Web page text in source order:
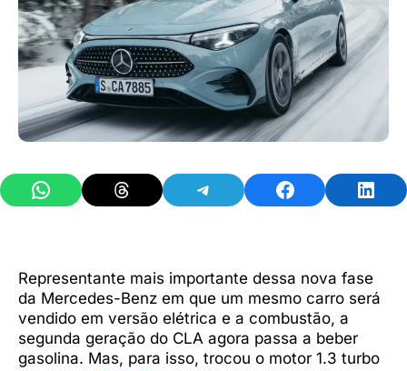
Share on WhatsAppShare on ThreadsShare on TelegramShare on Facebook
Representante mais importante dessa nova fase
da Mercedes-Benz em que um mesmo carro será
vendido em versão elétrica e a combustão, a
segunda geração do CLA agora passa a beber
gasolina. Mas, para isso, trocou o motor 1.3 turbo